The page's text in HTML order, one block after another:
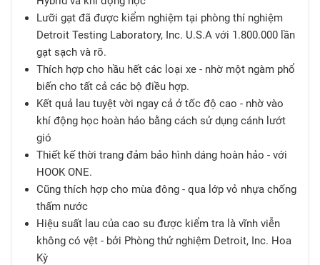
Lưỡi gạt đã được kiểm nghiệm tại phòng thí nghiệm
Detroit Testing Laboratory, Inc. U.S.A với 1.800.000 lần
gạt sạch và rõ.
Thích hợp cho hầu hết các loại xe - nhờ một ngàm phổ
biến cho tất cả các bộ điều hợp.
Kết quả lau tuyệt vời ngay cả ở tốc độ cao - nhờ vào
khí động học hoàn hảo bằng cách sử dụng cánh lướt
gió
Thiết kế thời trang đảm bảo hình dáng hoàn hảo - với
HOOK ONE.
Cũng thích hợp cho mùa đông - qua lớp vỏ nhựa chống
thấm nước
Hiệu suất lau của cao su được kiểm tra là vĩnh viễn
không có vệt - bởi Phòng thử nghiệm Detroit, Inc. Hoa
Kỳ